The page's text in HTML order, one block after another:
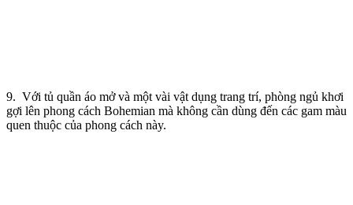
9. Với tủ quần áo mở và một vài vật dụng trang trí, phòng ngủ khơi
gợi lên phong cách Bohemian mà không cần dùng đến các gam màu
quen thuộc của phong cách này.